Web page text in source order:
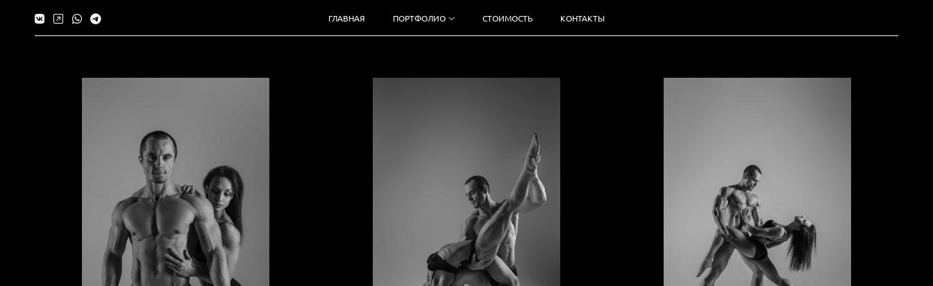
ГЛАВНАЯ ПОРТФОЛИО СТОИМОСТЬ КОНТАКТЫ